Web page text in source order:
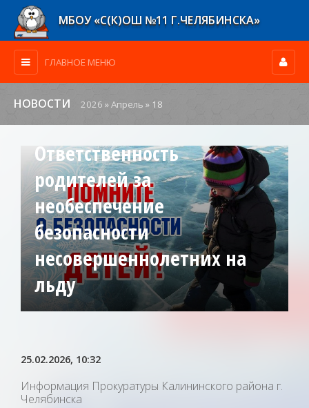
МБОУ «С(К)ОШ №11 Г.ЧЕЛЯБИНСКА»
ГЛАВНОЕ МЕНЮ
НОВОСТИ 2026 »Апрель » 18
Ответственность
родителей за
необеспечение
безопасности
несовершеннолетних на
льду
25.02.2026, 10:32
Информация Прокуратуры Калининского района г.
Челябинска